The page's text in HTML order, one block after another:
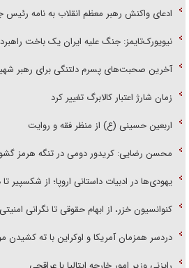
ادعای واکنش رهبر معظم انقلاب به نامه
نیویورک‌تایمز: جنگ علیه ایران یک باخت
آخرین صحبت‌های پسرم دلتنگی برای رهبر
زمان شارژ اعتبار کالابرگ تغییر کرد
اربعین حسینی (ع) از منظر فقه و روایت
محسن رضایی: کریدور دومی در تنگه هرمز
یهودی‌ها در ادبیات داستانی اروپا؛ از شکسپیر تا
کنوانسیون خزر، از ابهام حقوقی تا نگرانی امنیتی
دردسر همزمان آمریکا و اوکراین با ته